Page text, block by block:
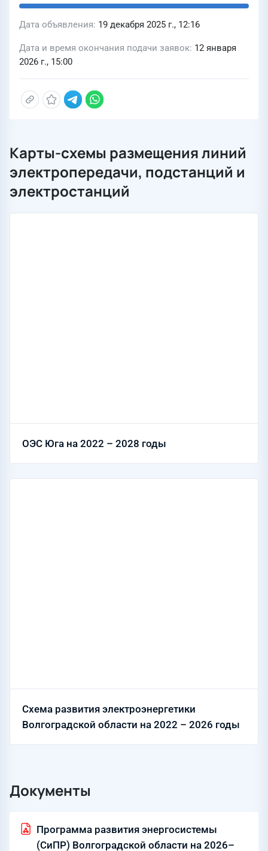
Дата объявления 19 декабря 2025 г., 12:16
Дата и время окончания подачи заявок 12 января
2026 г., 15:00
Карты-схемы размещения линий
электропередачи, подстанций и
электростанций
ОЭС Юга на 2022 – 2028 годы
Схема развития электроэнергетики
Волгоградской области на 2022 – 2026 годы
Документы
Программа развития энергосистемы
(СиПР) Волгоградской области на 2026–